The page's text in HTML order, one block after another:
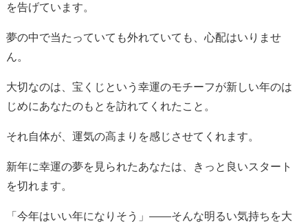
を告げています。
夢の中で当たっていても外れていても、心配はいりませ
ん。
大切なのは、宝くじという幸運のモチーフが新しい年のは
じめにあなたのもとを訪れてくれたこと。
それ自体が、運気の高まりを感じさせてくれます。
新年に幸運の夢を見られたあなたは、きっと良いスタート
を切れます。
「今年はいい年になりそう」——そんな明るい気持ちを大